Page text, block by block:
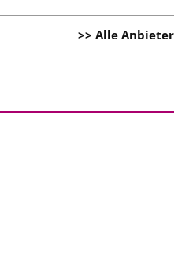
>> Alle Anbieter